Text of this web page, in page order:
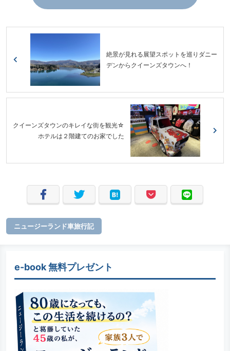
絶景が見れる展望スポットを巡りダニー
デンからクイーンズタウンへ！
クイーンズタウンのキレイな街を観光☆
ホテルは２階建てのお家でした
ニュージーランド車旅行記
e-book 無料プレゼント